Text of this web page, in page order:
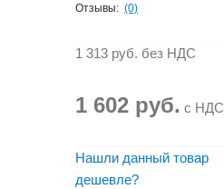
Отзывы: (0)
1 313 руб. без НДС
1 602 руб. с НДС
Нашли данный товар
дешевле?